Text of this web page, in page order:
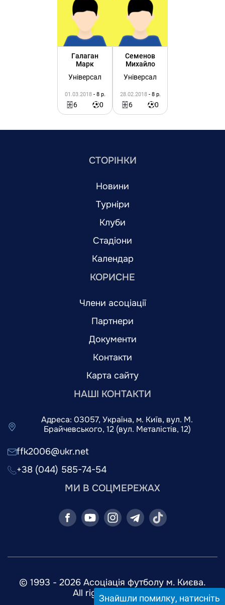
Галаган
Марк
Універсал
01.03.2018 - 8 р.
6 0
Семенов
Михайло
Універсал
28.02.2018 - 8 р.
6 0
СТОРІНКИ
Новини
Турніри
Клуби
Стадіони
Календар
КОРИСНЕ
Члени асоціації
Партнери
Документи
Контакти
Карта сайту
НАШІ КОНТАКТИ
Адреса: 03057, Україна, м. Київ, вул. М.
Брайчевського, 12 (вул. Металістів, 12)
ffk2006@ukr.net
+38 (044) 585-74-54
МИ В СОЦМЕРЕЖАХ
© 1993 - 2026 Асоціація футболу м. Києва.
All rights reserved.
Знайшли помилку, натисніть